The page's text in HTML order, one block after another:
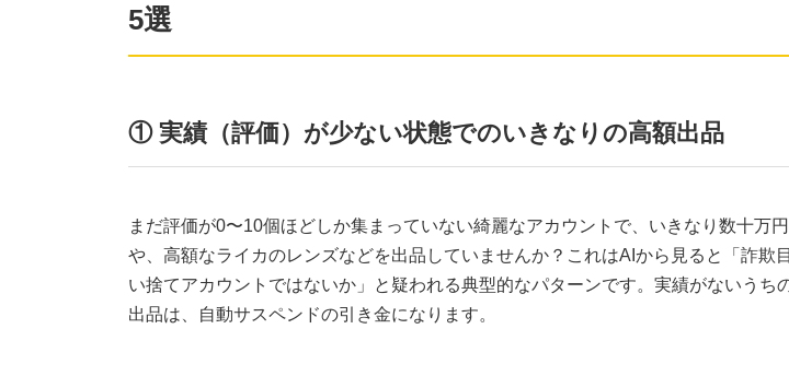
5選
① 実績（評価）が少ない状態でのいきなりの高額出品
まだ評価が0〜10個ほどしか集まっていない綺麗なアカウントで、いきなり数十万
や、高額なライカのレンズなどを出品していませんか？これはAIから見ると「詐欺
い捨てアカウントではないか」と疑われる典型的なパターンです。実績がないうち
出品は、自動サスペンドの引き金になります。